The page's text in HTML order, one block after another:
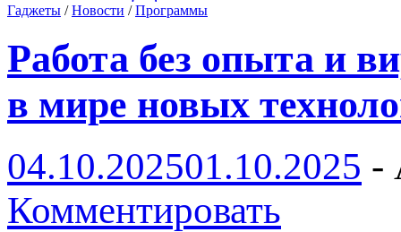
Гаджеты /Новости /Программы
Работа без опыта и
в мире новых
04.10.202501.10.2025 -
Комментировать